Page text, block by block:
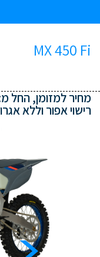
MX 450 Fi
מחיר למזומן, החל מ: 56000
רישוי אפור וללא